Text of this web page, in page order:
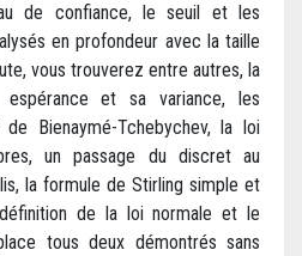
de confiance, le seuil et les
en profondeur avec la taille
vous trouverez entre autres, la
et sa variance, les
Bienaymé-Tchebychev, la loi
un passage du discret au
la formule de Stirling simple et
de la loi normale et le
tous deux démontrés sans